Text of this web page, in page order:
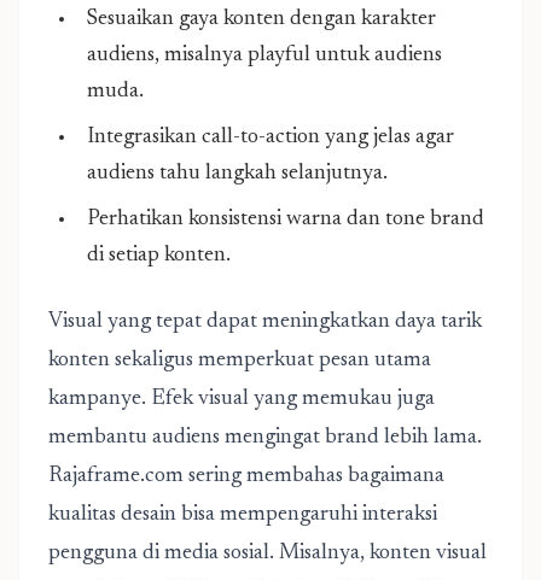
Sesuaikan gaya konten dengan karakter
audiens, misalnya playful untuk audiens
muda.
Integrasikan call-to-action yang jelas agar
audiens tahu langkah selanjutnya.
Perhatikan konsistensi warna dan tone brand
di setiap konten.
Visual yang tepat dapat meningkatkan daya tarik
konten sekaligus memperkuat pesan utama
kampanye. Efek visual yang memukau juga
membantu audiens mengingat brand lebih lama.
Rajaframe.com sering membahas bagaimana
kualitas desain bisa mempengaruhi interaksi
pengguna di media sosial. Misalnya, konten visual